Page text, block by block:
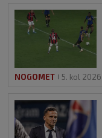
NOGOMET 5. kol 2026